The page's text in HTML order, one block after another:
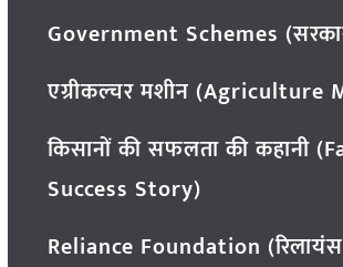
Government Schemes
एग्रीकल्चर मशीन (Agriculture
किसानों की सफलता की कहानी
Success Story)
Reliance Foundation